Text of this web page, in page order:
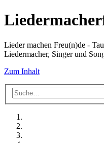
Lieder machen Freu(n)de -
Liedermacher, Singer und
Zum Inhalt